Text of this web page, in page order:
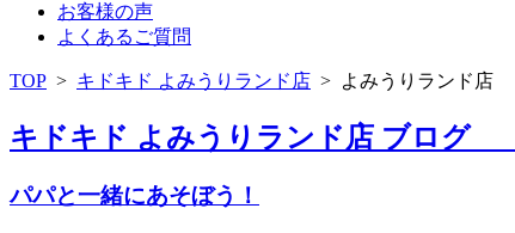
お客様の声
よくあるご質問
TOP > キドキド よみうりランド店 > よみうりランド店
キドキド よみうりランド店 ブログ 「
パパと一緒にあそぼう！